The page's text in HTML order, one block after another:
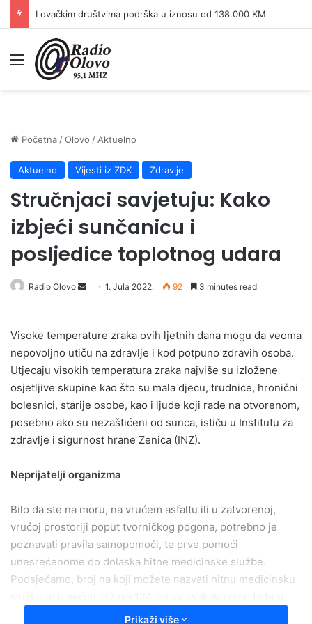
Lovačkim društvima podrška u iznosu od 138.000 KM
Meni
Početna /Olovo / Aktuelno
Aktuelno Vijesti iz ZDK Zdravlje
Stručnjaci savjetuju: Kako
izbjeći sunčanicu i
posljedice toplotnog udara
Radio Olovo
Send1. Jula 2022. 92 3 minutes read
Visoke temperature zraka ovih ljetnih dana mogu da veoma
nepovoljno utiču na zdravlje i kod potpuno zdravih osoba.
Utjecaju visokih temperatura zraka najviše su izložene
osjetljive skupine kao što su mala djecu, trudnice, hronični
bolesnici, starije osobe, kao i ljude koji rade na otvorenom,
posebno ako su nezaštićeni od sunca, ističu u Institutu za
zdravlje i sigurnost hrane Zenica (INZ).
Neprijatelji organizma
Bilo da ste na moru, na vrućem asfaltu ili u zatvorenoj,
vrućoj prostoriji poput tvorničkog pogona, potrebno je
poznavati pravila samopomoći, te prve pomoći
unesrećenome do dolaska hitne medicinske službe.
Podsjećamo, broj na koji možete nazvati hitnu medicinsku
specifičnostima područja u koje idete.
Prikaži više